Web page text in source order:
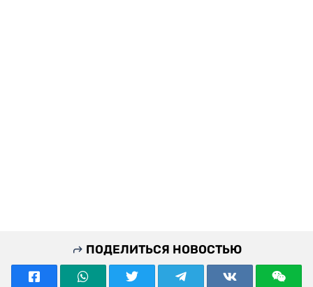
ПОДЕЛИТЬСЯ НОВОСТЬЮ